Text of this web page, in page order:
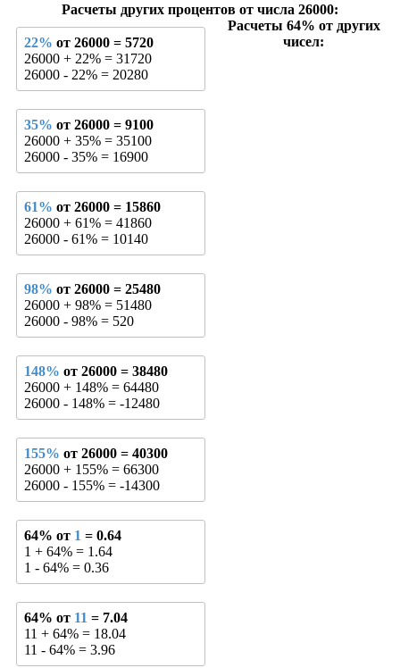
Расчеты других процентов от числа 26000:
22% от 26000 = 5720
26000 + 22% = 31720
26000 - 22% = 20280
35% от 26000 = 9100
26000 + 35% = 35100
26000 - 35% = 16900
61% от 26000 = 15860
26000 + 61% = 41860
26000 - 61% = 10140
98% от 26000 = 25480
26000 + 98% = 51480
26000 - 98% = 520
148% от 26000 = 38480
26000 + 148% = 64480
26000 - 148% = -12480
155% от 26000 = 40300
26000 + 155% = 66300
26000 - 155% = -14300
Расчеты 64% от других
чисел:
64% от 1 = 0.64
1 + 64% = 1.64
1 - 64% = 0.36
64% от 11 = 7.04
11 + 64% = 18.04
11 - 64% = 3.96